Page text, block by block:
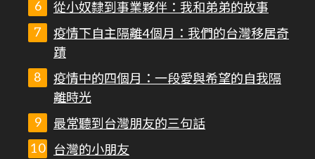
從小奴隸到事業夥伴：我和弟弟的故事
疫情下自主隔離4個月：我們的台灣移居奇
蹟
疫情中的四個月：一段愛與希望的自我隔
離時光
最常聽到台灣朋友的三句話
台灣的小朋友